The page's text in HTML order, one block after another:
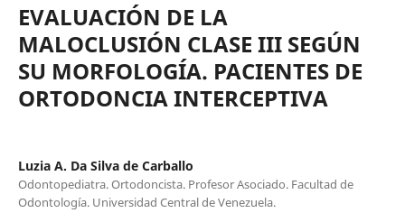
EVALUACIÓN DE LA
MALOCLUSIÓN CLASE III SEGÚN
SU MORFOLOGÍA. PACIENTES DE
ORTODONCIA INTERCEPTIVA
Luzia A. Da Silva de Carballo
Odontopediatra. Ortodoncista. Profesor Asociado. Facultad de
Odontología. Universidad Central de Venezuela.